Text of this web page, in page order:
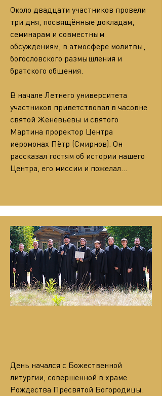
Около двадцати участников провели
три дня, посвящённые докладам,
семинарам и совместным
обсуждениям, в атмосфере молитвы,
богословского размышления и
братского общения.
В начале Летнего университета
участников приветствовал в часовне
святой Женевьевы и святого
Мартина проректор Центра
иеромонах Пётр (Смирнов). Он
рассказал гостям об истории нашего
Центра, его миссии и пожелал…
День начался с Божественной
литургии, совершенной в храме
Рождества Пресвятой Богородицы.